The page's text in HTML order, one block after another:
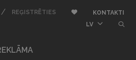
/ REĢISTRĒTIESREĢISTRĒTIESPievienot pie iemīļota
KONTAKTI
LV